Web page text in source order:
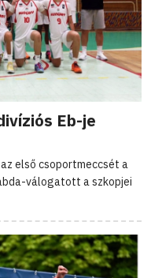
Eb-je
első csoportmeccsét a
válogatott a szkopjei